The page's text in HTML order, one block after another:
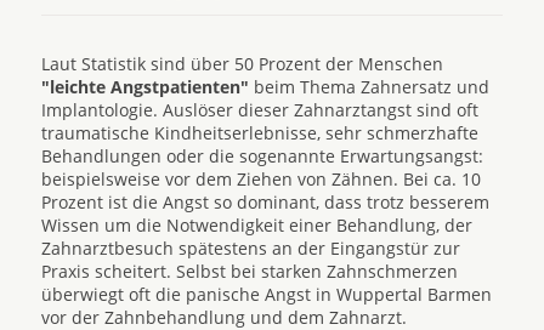
Laut Statistik sind über 50 Prozent der Menschen
"leichte Angstpatienten" beim Thema Zahnersatz und
Implantologie. Auslöser dieser Zahnarztangst sind oft
traumatische Kindheitserlebnisse, sehr schmerzhafte
Behandlungen oder die sogenannte Erwartungsangst:
beispielsweise vor dem Ziehen von Zähnen. Bei ca. 10
Prozent ist die Angst so dominant, dass trotz besserem
Wissen um die Notwendigkeit einer Behandlung, der
Zahnarztbesuch spätestens an der Eingangstür zur
Praxis scheitert. Selbst bei starken Zahnschmerzen
überwiegt oft die panische Angst in Wuppertal Barmen
vor der Zahnbehandlung und dem Zahnarzt.